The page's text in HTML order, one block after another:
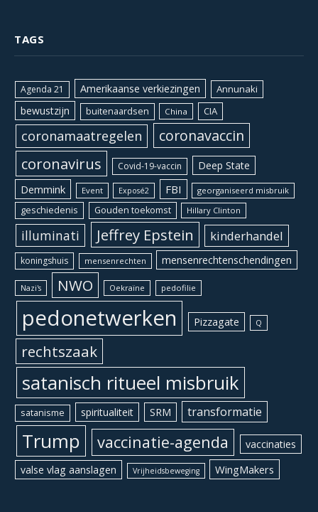
TAGS
Agenda 21 Amerikaanse verkiezingen Annunaki
bewustzijn buitenaardsen China CIA
coronamaatregelen coronavaccin
coronavirus Covid-19-vaccin Deep State
Demmink Event Exposé2 FBI georganiseerd misbruik
geschiedenis Gouden toekomst Hillary Clinton
illuminati Jeffrey Epstein kinderhandel
koningshuis mensenrechten mensenrechtenschendingen
Nazi's NWO Oekraïne pedofilie
pedonetwerken Pizzagate Q
rechtszaak
satanisch ritueel misbruik
satanisme spiritualiteit SRM transformatie
Trump vaccinatie-agenda
vaccinaties
valse vlag aanslagen
Vrijheidsbeweging WingMakers